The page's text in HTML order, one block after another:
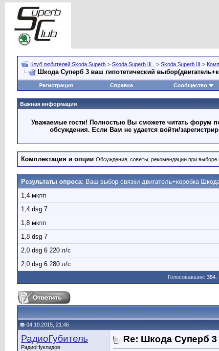
Клуб любителей Skoda Superb > Skoda Superb III_ > Skoda Superb III >
Шкода Суперб 3 ваш гипотетический
Регистрация Справка Сообщество
Важная информация
Уважаемые гости! Полностью Вы сможете читать форум
обсуждения. Если Вам не удается войти/
Комплектация и опции Обсуждения, советы, рекомендации при выборе
Результаты опроса: Ваш выбор связки двигатель+коробка
1,4 мкпп
1,4 dsg 7
1,8 мкпп
1,8 dsg 7
2,0 dsg 6 220 л/с
2,0 dsg 6 280 л/с
Голосовавшие: 354.
04.10.2015, 21:46
РадиоГубитель
РадиоНуклидов
Re: Шкода Суперб 3